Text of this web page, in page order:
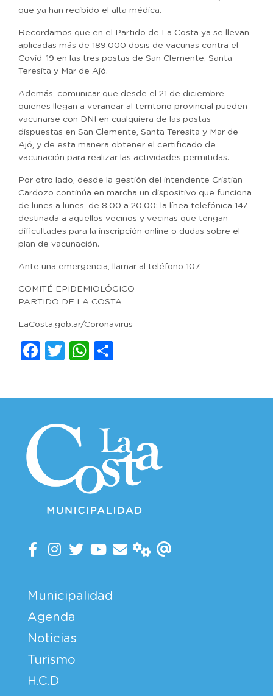
que ya han recibido el alta médica.
Recordamos que en el Partido de La Costa ya se llevan
aplicadas más de 189.000 dosis de vacunas contra el
Covid-19 en las tres postas de San Clemente, Santa
Teresita y Mar de Ajó.
Además, comunicar que desde el 21 de diciembre
quienes llegan a veranear al territorio provincial pueden
vacunarse con DNI en cualquiera de las postas
dispuestas en San Clemente, Santa Teresita y Mar de
Ajó, y de esta manera obtener el certificado de
vacunación para realizar las actividades permitidas.
Por otro lado, desde la gestión del intendente Cristian
Cardozo continúa en marcha un dispositivo que funciona
de lunes a lunes, de 8.00 a 20.00: la línea telefónica 147
destinada a aquellos vecinos y vecinas que tengan
dificultades para la inscripción online o dudas sobre el
plan de vacunación.
Ante una emergencia, llamar al teléfono 107.
COMITÉ EPIDEMIOLÓGICO
PARTIDO DE LA COSTA
LaCosta.gob.ar/Coronavirus
Facebook
TwitterWhatsApp
Municipalidad
Agenda
Noticias
Turismo
H.C.D